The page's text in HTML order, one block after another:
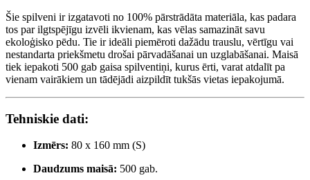
Šie spilveni ir izgatavoti no 100% pārstrādāta materiāla, kas padara
tos par ilgtspējīgu izvēli ikvienam, kas vēlas samazināt savu
ekoloģisko pēdu. Tie ir ideāli piemēroti dažādu trauslu, vērtīgu vai
nestandarta priekšmetu drošai pārvadāšanai un uzglabāšanai. Maisā
tiek iepakoti 500 gab gaisa spilventiņi, kurus ērti, varat atdalīt pa
vienam vairākiem un tādējādi aizpildīt tukšās vietas iepakojumā.
Tehniskie dati:
Izmērs: 80 x 160 mm (S)
Daudzums maisā: 500 gab.